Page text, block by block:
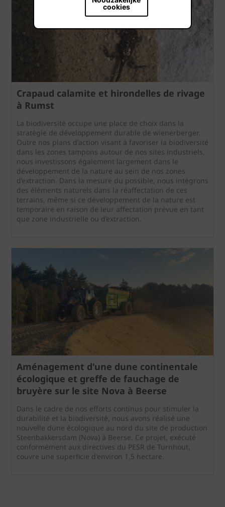
cookies
Crapaud calamite et hirondelles de rivage
à Rumst
La biodiversité occupe une place de choix dans la
stratégie de développement durable de wienerberger.
Outre nos plans d'action visant à favoriser la biodiversité
dans les zones tampons autour de nos sites industriels,
nous investissons également largement dans le
développement de la nature au sein de nos zones
d’extraction. Dans la mesure du possible, nous intégrons
des éléments naturels dans la réaffectation de ces
terrains, même si ce développement de la nature est
temporaire en raison de leur affectation prévue en tant
que zone industrielle ou d’extraction.
Aménagement d'une dune continentale
écologique et greffe de fauchage de
bruyère sur le site Nova à Beerse
Dans le cadre de nos efforts continus pour stimuler la
durabilité et la biodiversité, nous avons réalisé une
nouvelle dune écologique au nord du site de production
Steenbakkersdam (Nova) à Beerse. Ce projet, exécuté
conformément aux directives du PESR de Turnhout,
couvre une superficie d'environ 1,5 hectare.